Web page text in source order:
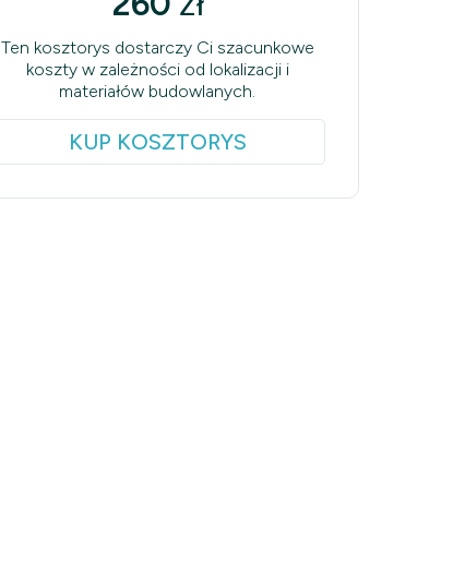
Ten kosztorys dostarczy Ci szacunkowe
koszty w zależności od lokalizacji i
materiałów budowlanych.
KUP KOSZTORYS